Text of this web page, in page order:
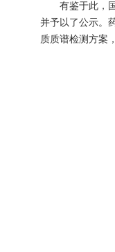
有鉴于此，国
并予以了公示。
质质谱检测方案